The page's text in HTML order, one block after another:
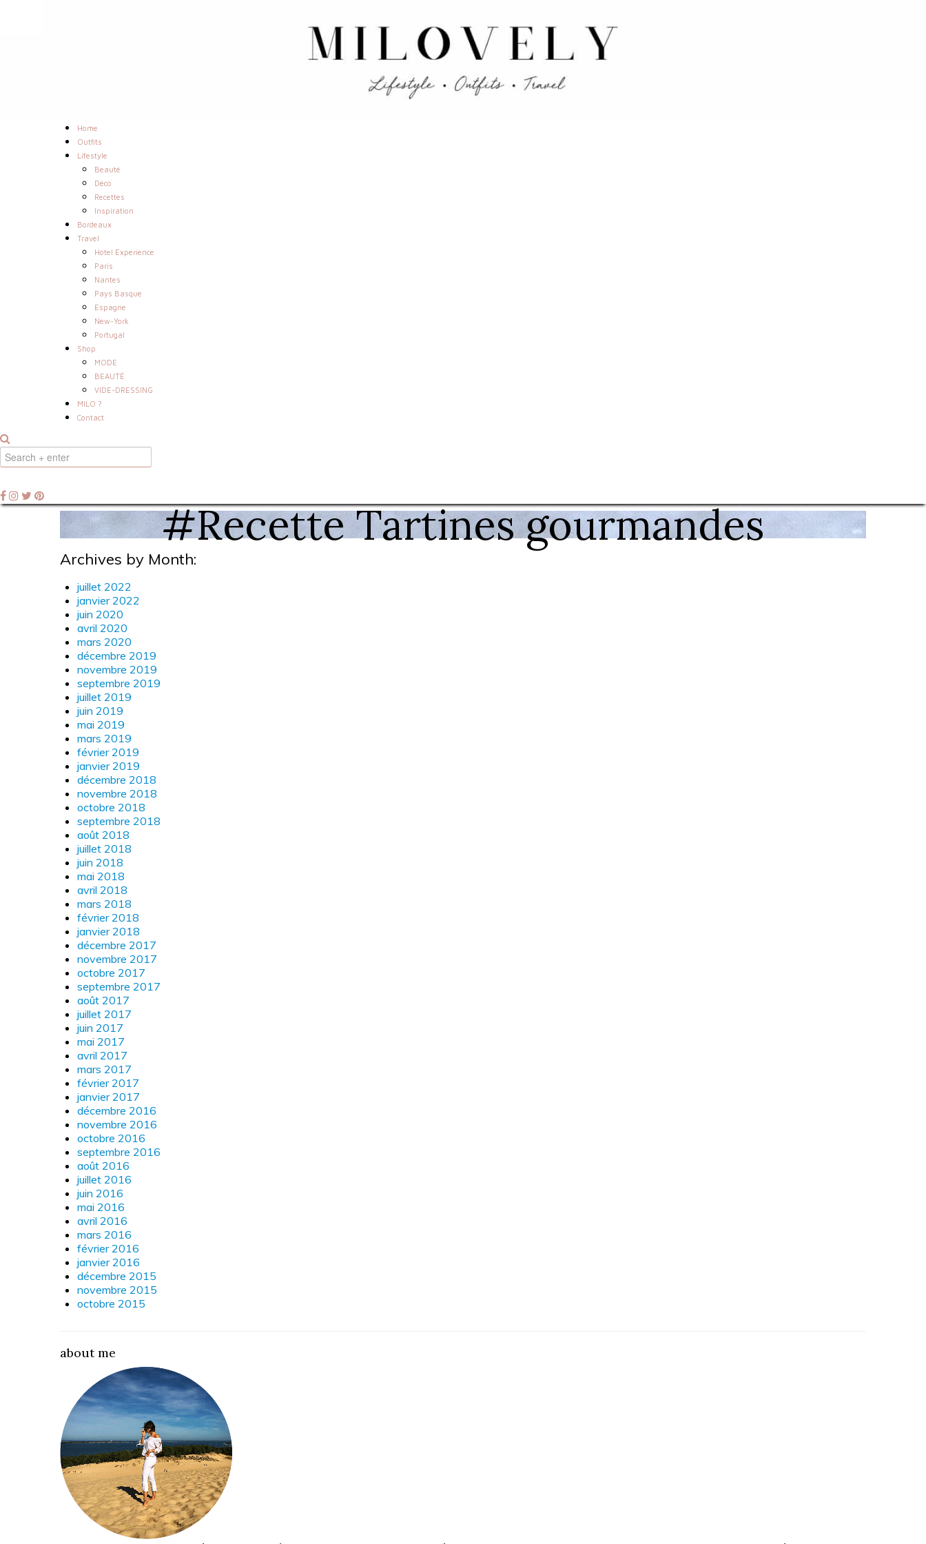
Home
Outfits
Lifestyle
Beauté
Déco
Recettes
Inspiration
Bordeaux
Travel
Hotel Experience
Paris
Nantes
Pays Basque
Espagne
New-York
Portugal
Shop
MODE
BEAUTÉ
VIDE-DRESSING
MILO ?
Contact
#Recette Tartines gourmandes
Archives by Month:
juillet 2022
janvier 2022
juin 2020
avril 2020
mars 2020
décembre 2019
novembre 2019
septembre 2019
juillet 2019
juin 2019
mai 2019
mars 2019
février 2019
janvier 2019
décembre 2018
novembre 2018
octobre 2018
septembre 2018
août 2018
juillet 2018
juin 2018
mai 2018
avril 2018
mars 2018
février 2018
janvier 2018
décembre 2017
novembre 2017
octobre 2017
septembre 2017
août 2017
juillet 2017
juin 2017
mai 2017
avril 2017
mars 2017
février 2017
janvier 2017
décembre 2016
novembre 2016
octobre 2016
septembre 2016
août 2016
juillet 2016
juin 2016
mai 2016
avril 2016
mars 2016
février 2016
janvier 2016
décembre 2015
novembre 2015
octobre 2015
about me